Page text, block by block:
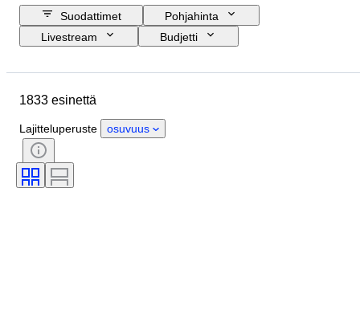
Suodattimet
Pohjahinta
Livestream
Budjetti
Materiaali
Tyylisuuntaus
Väri
Vaatekoko
Esineen koko
Kuosi
1833 esinettä
Lajitteluperuste osuvuus